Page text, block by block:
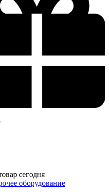
сегодня
оборудование